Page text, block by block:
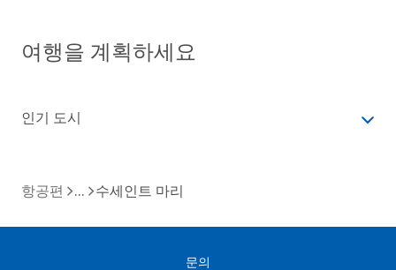
여행을 계획하세요
인기 도시
항공편 수세인트 마리
문의